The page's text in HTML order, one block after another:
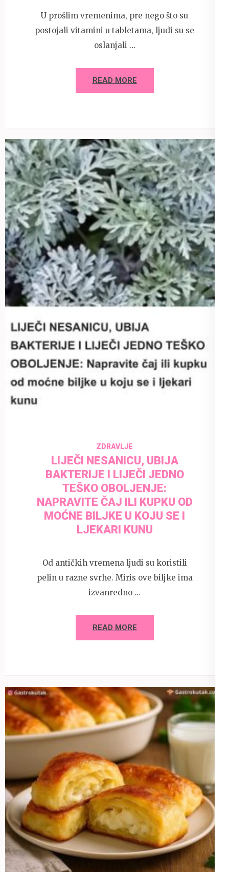
U prošlim vremenima, pre nego što su
postojali vitamini u tabletama, ljudi su se
oslanjali …
READ MORE
ZDRAVLJE
LIJEČI NESANICU, UBIJA
BAKTERIJE I LIJEČI JEDNO
TEŠKO OBOLJENJE:
NAPRAVITE ČAJ ILI KUPKU OD
MOĆNE BILJKE U KOJU SE I
LJEKARI KUNU
Od antičkih vremena ljudi su koristili
pelin u razne svrhe. Miris ove biljke ima
izvanredno …
READ MORE